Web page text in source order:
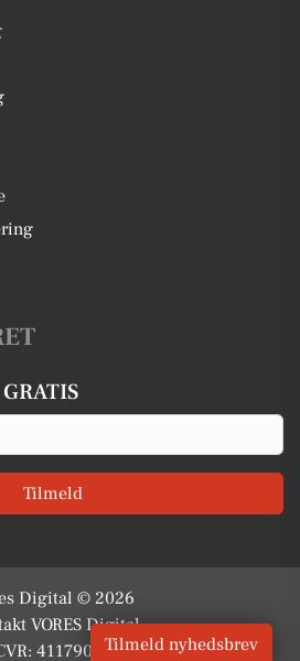
Tilmeld
Digital © 2026
VORES Digital
41179082Tilmeld nyhedsbrev